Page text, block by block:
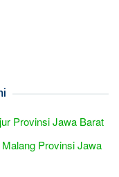
Provinsi Jawa Barat
Provinsi Jawa